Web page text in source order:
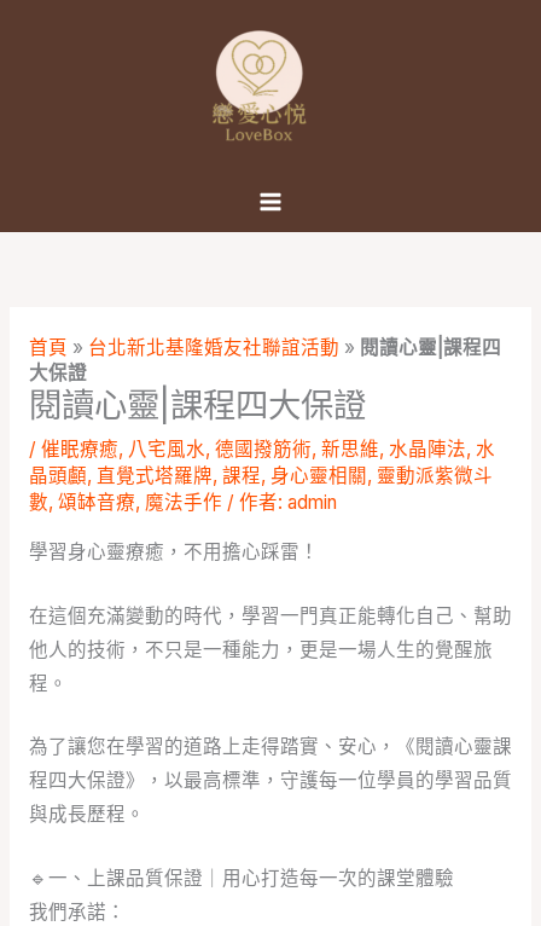
首頁 » 台北新北基隆婚友社聯誼活動 » 閱讀心靈|課程四
大保證
閱讀心靈|課程四大保證
/ 催眠療癒, 八宅風水, 德國撥筋術, 新思維, 水晶陣法, 水
晶頭顱, 直覺式塔羅牌, 課程, 身心靈相關, 靈動派紫微斗
數, 頌缽音療, 魔法手作 / 作者: admin
學習身心靈療癒，不用擔心踩雷！
在這個充滿變動的時代，學習一門真正能轉化自己、幫助
他人的技術，不只是一種能力，更是一場人生的覺醒旅
程。
為了讓您在學習的道路上走得踏實、安心，《閱讀心靈課
程四大保證》，以最高標準，守護每一位學員的學習品質
與成長歷程。
🔹 一、上課品質保證｜用心打造每一次的課堂體驗
我們承諾：